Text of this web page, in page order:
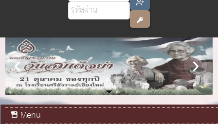
สมเด็จพระเจ้าอยู่หัวมหาวชิราลงกรณ บดินทรเทพยวรางกูร
Menu